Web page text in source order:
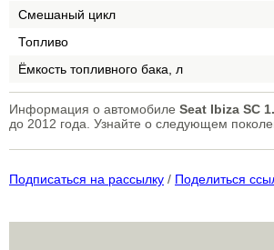
Смешаный цикл
Топливо
Ёмкость топливного бака, л
Информация о автомобиле Seat Ibiza SC
до 2012 года. Узнайте о следующем
Подписаться на рассылку / Поделиться